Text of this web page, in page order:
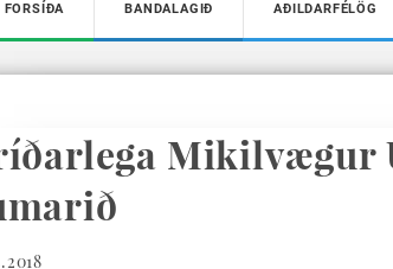
FORSÍÐA BANDALAGIÐ AÐILDARFÉLÖG